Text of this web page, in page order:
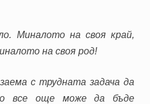
Миналото на своя край,
на своя род!
с трудната задача да
все още може да бъде